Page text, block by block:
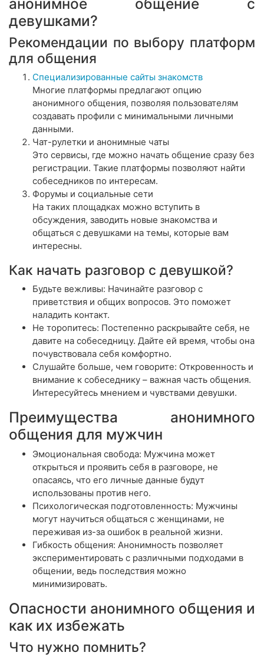
девушками?
Рекомендации по выбору платформ
для общения
Специализированные сайты знакомств
Многие платформы предлагают опцию
анонимного общения, позволяя пользователям
создавать профили с минимальными личными
данными.
Чат-рулетки и анонимные чаты
Это сервисы, где можно начать общение сразу без
регистрации. Такие платформы позволяют найти
собеседников по интересам.
Форумы и социальные сети
На таких площадках можно вступить в
обсуждения, заводить новые знакомства и
общаться с девушками на темы, которые вам
интересны.
Как начать разговор с девушкой?
Будьте вежливы: Начинайте разговор с
приветствия и общих вопросов. Это поможет
наладить контакт.
Не торопитесь: Постепенно раскрывайте себя, не
давите на собеседницу. Дайте ей время, чтобы она
почувствовала себя комфортно.
Слушайте больше, чем говорите: Откровенность и
внимание к собеседнику – важная часть общения.
Интересуйтесь мнением и чувствами девушки.
Преимущества анонимного
общения для мужчин
Эмоциональная свобода: Мужчина может
открыться и проявить себя в разговоре, не
опасаясь, что его личные данные будут
использованы против него.
Психологическая подготовленность: Мужчины
могут научиться общаться с женщинами, не
переживая из-за ошибок в реальной жизни.
Гибкость общения: Анонимность позволяет
экспериментировать с различными подходами в
общении, ведь последствия можно
минимизировать.
Опасности анонимного общения и
как их избежать
Что нужно помнить?